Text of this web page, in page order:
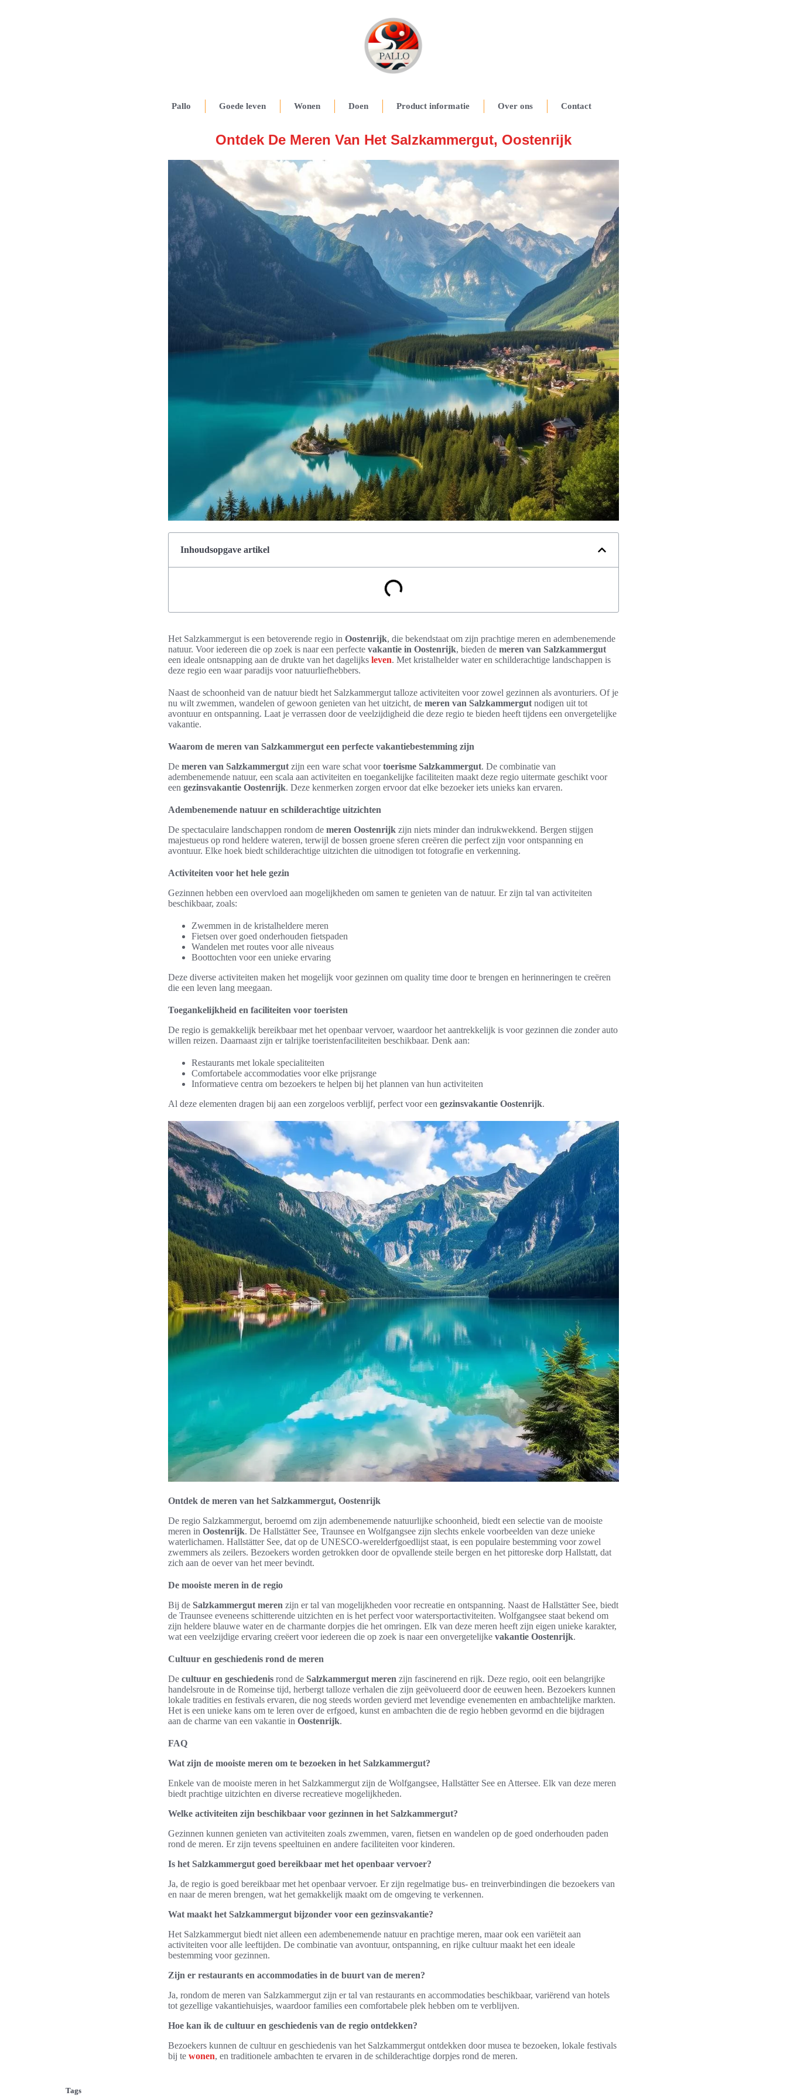
Pallo Goede leven Wonen Doen Product informatie Over ons Contact
Ontdek De Meren Van Het Salzkammergut, Oostenrijk
Inhoudsopgave artikel
Het Salzkammergut is een betoverende regio in Oostenrijk, die bekendstaat om zijn prachtige meren en adembenemende
natuur. Voor iedereen die op zoek is naar een perfecte vakantie in Oostenrijk, bieden de meren van Salzkammergut
een ideale ontsnapping aan de drukte van het dagelijks leven. Met kristalhelder water en schilderachtige landschappen is
deze regio een waar paradijs voor natuurliefhebbers.
Naast de schoonheid van de natuur biedt het Salzkammergut talloze activiteiten voor zowel gezinnen als avonturiers. Of je
nu wilt zwemmen, wandelen of gewoon genieten van het uitzicht, de meren van Salzkammergut nodigen uit tot
avontuur en ontspanning. Laat je verrassen door de veelzijdigheid die deze regio te bieden heeft tijdens een onvergetelijke
vakantie.
Waarom de meren van Salzkammergut een perfecte vakantiebestemming zijn
De meren van Salzkammergut zijn een ware schat voortoerisme Salzkammergut. De combinatie van
adembenemende natuur, een scala aan activiteiten en toegankelijke faciliteiten maakt deze regio uitermate geschikt voor
een gezinsvakantie Oostenrijk. Deze kenmerken zorgen ervoor dat elke bezoeker iets unieks kan ervaren.
Adembenemende natuur en schilderachtige uitzichten
De spectaculaire landschappen rondom de meren Oostenrijk zijn niets minder dan indrukwekkend. Bergen stijgen
majestueus op rond heldere wateren, terwijl de bossen groene sferen creëren die perfect zijn voor ontspanning en
avontuur. Elke hoek biedt schilderachtige uitzichten die uitnodigen tot fotografie en verkenning.
Activiteiten voor het hele gezin
Gezinnen hebben een overvloed aan mogelijkheden om samen te genieten van de natuur. Er zijn tal van activiteiten
beschikbaar, zoals:
Zwemmen in de kristalheldere meren
Fietsen over goed onderhouden fietspaden
Wandelen met routes voor alle niveaus
Boottochten voor een unieke ervaring
Deze diverse activiteiten maken het mogelijk voor gezinnen om quality time door te brengen en herinneringen te creëren
die een leven lang meegaan.
Toegankelijkheid en faciliteiten voor toeristen
De regio is gemakkelijk bereikbaar met het openbaar vervoer, waardoor het aantrekkelijk is voor gezinnen die zonder auto
willen reizen. Daarnaast zijn er talrijke toeristenfaciliteiten beschikbaar. Denk aan:
Restaurants met lokale specialiteiten
Comfortabele accommodaties voor elke prijsrange
Informatieve centra om bezoekers te helpen bij het plannen van hun activiteiten
Al deze elementen dragen bij aan een zorgeloos verblijf, perfect voor een gezinsvakantie Oostenrijk.
Ontdek de meren van het Salzkammergut, Oostenrijk
De regio Salzkammergut, beroemd om zijn adembenemende natuurlijke schoonheid, biedt een selectie van de mooiste
meren in Oostenrijk. De Hallstätter See, Traunsee en Wolfgangsee zijn slechts enkele voorbeelden van deze unieke
waterlichamen. Hallstätter See, dat op de UNESCO-werelderfgoedlijst staat, is een populaire bestemming voor zowel
zwemmers als zeilers. Bezoekers worden getrokken door de opvallende steile bergen en het pittoreske dorp Hallstatt, dat
zich aan de oever van het meer bevindt.
De mooiste meren in de regio
Bij de Salzkammergut meren zijn er tal van mogelijkheden voor recreatie en ontspanning. Naast de Hallstätter See, biedt
de Traunsee eveneens schitterende uitzichten en is het perfect voor watersportactiviteiten. Wolfgangsee staat bekend om
zijn heldere blauwe water en de charmante dorpjes die het omringen. Elk van deze meren heeft zijn eigen unieke karakter,
wat een veelzijdige ervaring creëert voor iedereen die op zoek is naar een onvergetelijke vakantie Oostenrijk.
Cultuur en geschiedenis rond de meren
De cultuur en geschiedenis rond de Salzkammergut meren zijn fascinerend en rijk. Deze regio, ooit een belangrijke
handelsroute in de Romeinse tijd, herbergt talloze verhalen die zijn geëvolueerd door de eeuwen heen. Bezoekers kunnen
lokale tradities en festivals ervaren, die nog steeds worden gevierd met levendige evenementen en ambachtelijke markten.
Het is een unieke kans om te leren over de erfgoed, kunst en ambachten die de regio hebben gevormd en die bijdragen
aan de charme van een vakantie in Oostenrijk.
FAQ
Wat zijn de mooiste meren om te bezoeken in het Salzkammergut?
Enkele van de mooiste meren in het Salzkammergut zijn de Wolfgangsee, Hallstätter See en Attersee. Elk van deze meren
biedt prachtige uitzichten en diverse recreatieve mogelijkheden.
Welke activiteiten zijn beschikbaar voor gezinnen in het Salzkammergut?
Gezinnen kunnen genieten van activiteiten zoals zwemmen, varen, fietsen en wandelen op de goed onderhouden paden
rond de meren. Er zijn tevens speeltuinen en andere faciliteiten voor kinderen.
Is het Salzkammergut goed bereikbaar met het openbaar vervoer?
Ja, de regio is goed bereikbaar met het openbaar vervoer. Er zijn regelmatige bus- en treinverbindingen die bezoekers van
en naar de meren brengen, wat het gemakkelijk maakt om de omgeving te verkennen.
Wat maakt het Salzkammergut bijzonder voor een gezinsvakantie?
Het Salzkammergut biedt niet alleen een adembenemende natuur en prachtige meren, maar ook een variëteit aan
activiteiten voor alle leeftijden. De combinatie van avontuur, ontspanning, en rijke cultuur maakt het een ideale
bestemming voor gezinnen.
Zijn er restaurants en accommodaties in de buurt van de meren?
Ja, rondom de meren van Salzkammergut zijn er tal van restaurants en accommodaties beschikbaar, variërend van hotels
tot gezellige vakantiehuisjes, waardoor families een comfortabele plek hebben om te verblijven.
Hoe kan ik de cultuur en geschiedenis van de regio ontdekken?
Bezoekers kunnen de cultuur en geschiedenis van het Salzkammergut ontdekken door musea te bezoeken, lokale festivals
bij te wonen, en traditionele ambachten te ervaren in de schilderachtige dorpjes rond de meren.
Tags